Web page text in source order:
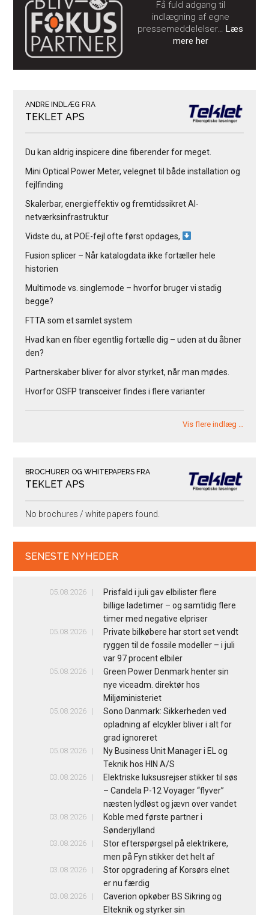
Få fuld adgang til
indlægning af egne
pressemeddelelser…Læs
mere her
ANDRE INDLÆG FRA
TEKLET APS
Du kan aldrig inspicere dine fiberender for meget.
Mini Optical Power Meter, velegnet til både installation og
fejlfinding
Skalerbar, energieffektiv og fremtidssikret AI-
netværksinfrastruktur
Vidste du, at POE-fejl ofte først opdages,
Fusion splicer – Når katalogdata ikke fortæller hele
historien
Multimode vs. singlemode – hvorfor bruger vi stadig
begge?
FTTA som et samlet system
Hvad kan en fiber egentlig fortælle dig – uden at du åbner
den?
Partnerskaber bliver for alvor styrket, når man mødes.
Hvorfor OSFP transceiver findes i flere varianter
Vis flere indlæg …
BROCHURER OG WHITEPAPERS FRA
TEKLET APS
No brochures / white papers found.
SENESTE NYHEDER
05.08.2026
Prisfald i juli gav elbilister flere
billige ladetimer – og samtidig flere
timer med negative elpriser
05.08.2026
Private bilkøbere har stort set vendt
ryggen til de fossile modeller – i juli
var 97 procent elbiler
05.08.2026
Green Power Denmark henter sin
nye viceadm. direktør hos
Miljøministeriet
05.08.2026
Sono Danmark: Sikkerheden ved
opladning af elcykler bliver i alt for
grad ignoreret
05.08.2026
Ny Business Unit Manager i EL og
Teknik hos HIN A/S
03.08.2026
Elektriske luksusrejser stikker til søs
– Candela P-12 Voyager “flyver”
næsten lydløst og jævn over vandet
03.08.2026
Koble med første partner i
Sønderjylland
03.08.2026
Stor efterspørgsel på elektrikere,
men på Fyn stikker det helt af
03.08.2026
Stor opgradering af Korsørs elnet
er nu færdig
03.08.2026
Caverion opkøber BS Sikring og
Elteknik og styrker sin